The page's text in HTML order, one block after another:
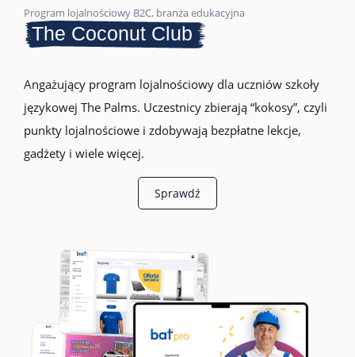
Program lojalnościowy B2C, branża edukacyjna
The Coconut Club
Angażujący program lojalnościowy dla uczniów szkoły
językowej The Palms. Uczestnicy zbierają “kokosy”, czyli
punkty lojalnościowe i zdobywają bezpłatne lekcje,
gadżety i wiele więcej.
Sprawdź